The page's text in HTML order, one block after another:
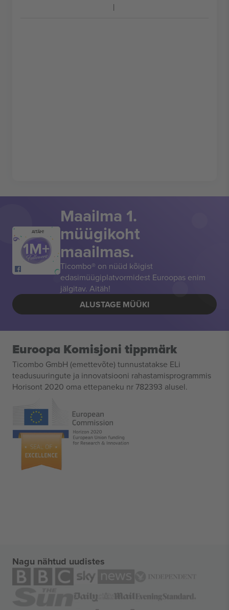
AITÄH!
Maailma 1.
müügikoht
maailmas.
Ticombo® on nüüd kõigist
edasimüügiplatvormidest Euroopas enim
jälgitav. Aitäh!
ALUSTAGE MÜÜKI
Euroopa Komisjoni tippmärk
Ticombo GmbH (emettevõte) tunnustatakse ELi
teadusuuringute ja innovatsiooni rahastamisprogrammis
Horisont 2020 oma ettepaneku nr 782393 alusel.
Nagu nähtud uudistes